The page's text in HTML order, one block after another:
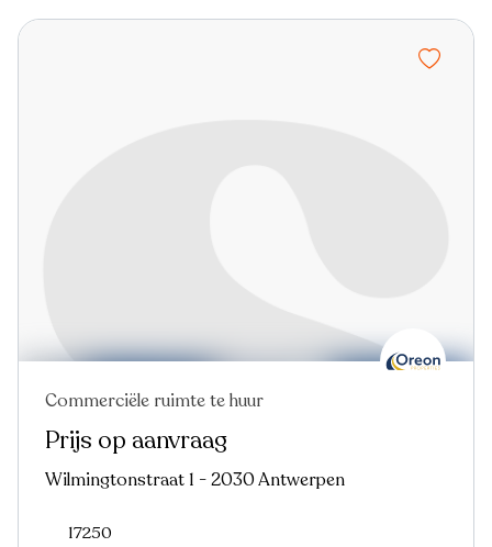
Nieuw
Commerciële ruimte te huur
Prijs op aanvraag
Wilmingtonstraat 1 - 2030 Antwerpen
17250